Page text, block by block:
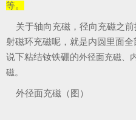
等。
关于轴向充磁，径向充磁之
射磁环充磁呢，就是内圆里面
说下粘结钕铁硼的外径面充磁、
磁。
外径面充磁（图）